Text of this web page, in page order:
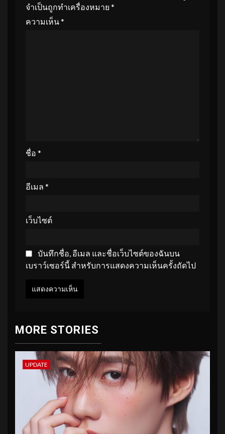
จำเป็นถูกทำเครื่องหมาย *
ความเห็น*
ชื่อ *
อีเมล *
เว็บไซต์
บันทึกชื่อ, อีเมล และชื่อเว็บไซต์ของฉันบน
เบราว์เซอร์นี้ สำหรับการแสดงความเห็นครั้งถัดไป
MORE STORIES
UPDATE